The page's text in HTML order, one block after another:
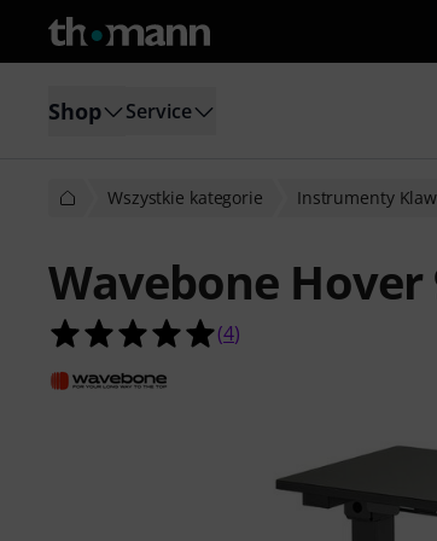
Shop Service
Wszystkie kategorie Instrumenty
Wavebone Hover
5.0 na 5 gwiazdek z 4
(4)